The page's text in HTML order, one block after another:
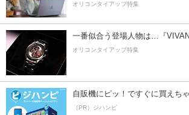
オリコンタイアップ特集
一番似合う登場人物は…『
オリコンタイアップ特集
自販機にピッ！ですぐに買えち
（PR）ジハンピ